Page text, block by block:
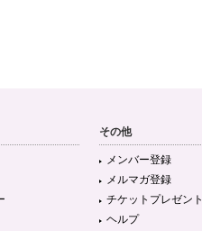
その他
メンバー登録
メルマガ登録
チケットプレゼント
ヘルプ